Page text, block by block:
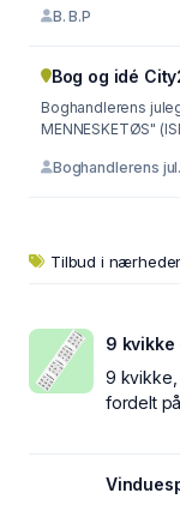
B. B.P
Bog og idé
Boghandlerens julegaveide "MARIA
MENNESKETØS"
Boghandlerens
Tilbud i
9 kvikke
9 kvikke,
fordelt